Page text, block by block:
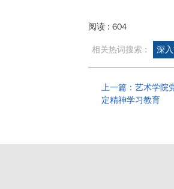
阅读 : 604
相关热词搜索 : 深
上一篇：艺术学院
定精神学习教育